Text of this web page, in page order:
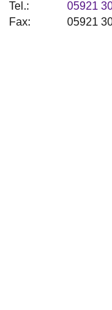
Tel.:
05921
Fax:
05921